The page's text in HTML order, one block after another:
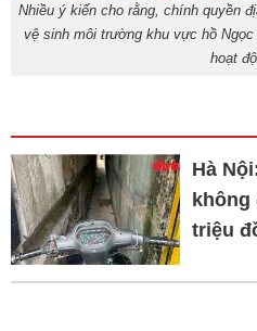
Nhiều ý kiến cho rằng, chính quyền
vệ sinh môi trường khu vực hồ
hoạt
Hà
không
triệu